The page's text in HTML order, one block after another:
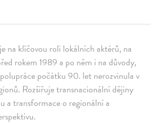
na klíčovou roli lokálních aktérů, na
rokem 1989 a po něm i na důvody,
počátku 90. let nerozvinula v
Rozšiřuje transnacionální dějiny
a transformace o regionální a